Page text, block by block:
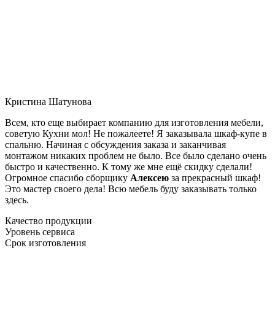
Кристина Шатунова
Всем, кто еще выбирает компанию для изготовления мебели,
советую Кухни мол! Не пожалеете! Я заказывала шкаф-купе в
спальню. Начиная с обсуждения заказа и заканчивая
монтажом никаких проблем не было. Все было сделано очень
быстро и качественно. К тому же мне ещё скидку сделали!
Огромное спасибо сборщику Алексею за прекрасный шкаф!
Это мастер своего дела! Всю мебель буду заказывать только
здесь.
Качество продукции
Уровень сервиса
Срок изготовления